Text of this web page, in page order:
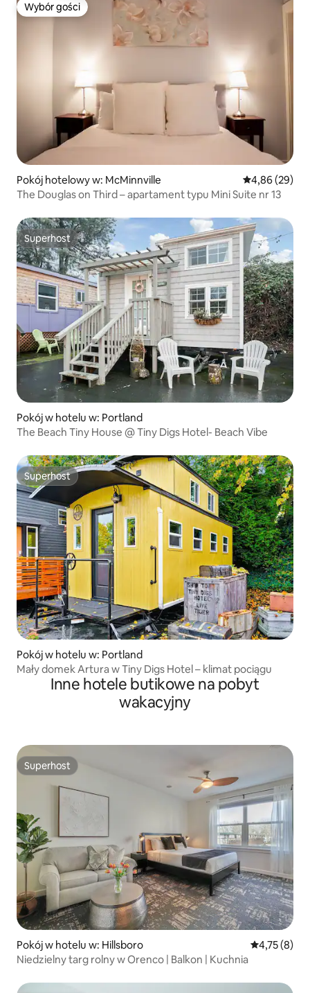
Wybór gości
Wybór gości
Pokój hotelowy w: McMinnville Średnia
4,86 (29)
The Douglas on Third – apartament typu Mini Suite nr 13
Superhost
Superhost
Pokój w hotelu w: Portland
The Beach Tiny House @ Tiny Digs Hotel- Beach Vibe
Superhost
Superhost
Pokój w hotelu w: Portland
Mały domek Artura w Tiny Digs Hotel – klimat pociągu
Inne hotele butikowe na pobyt
wakacyjny
Superhost
Superhost
Pokój w hotelu w: Hillsboro Średnia
4,75 (8)
Niedzielny targ rolny w Orenco | Balkon | Kuchnia